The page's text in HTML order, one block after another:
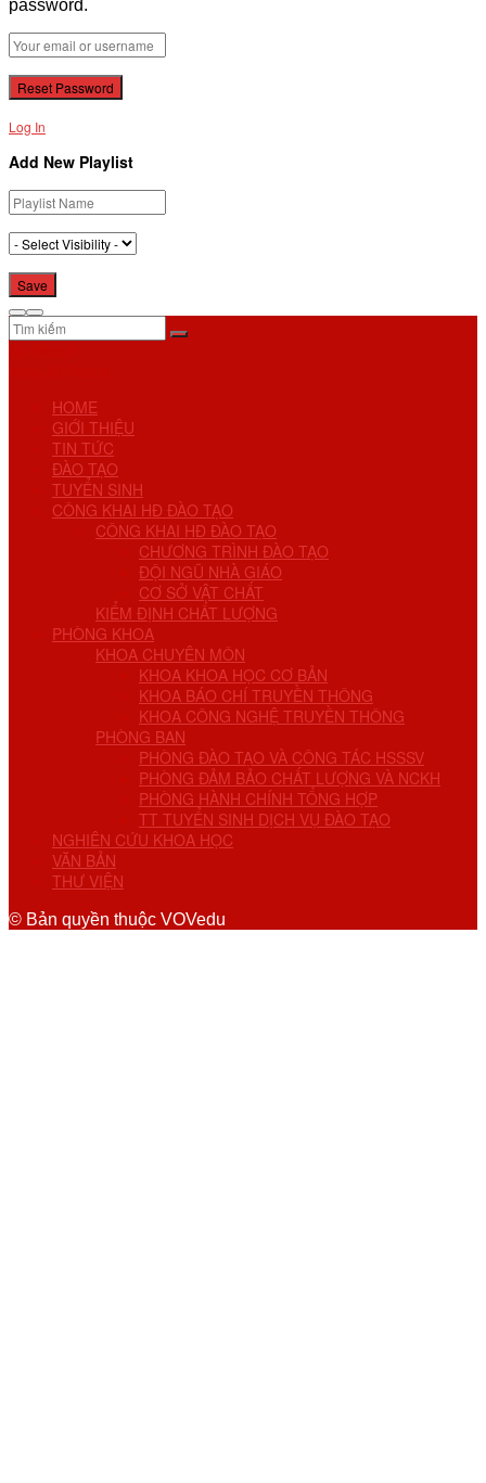
password.
Log In
Add New Playlist
HOME
GIỚI THIỆU
TIN TỨC
ĐÀO TẠO
TUYỂN SINH
CÔNG KHAI HĐ ĐÀO TẠO
CÔNG KHAI HĐ ĐÀO TẠO
CHƯƠNG TRÌNH ĐÀO TẠO
ĐỘI NGŨ NHÀ GIÁO
CƠ SỞ VẬT CHẤT
KIỂM ĐỊNH CHẤT LƯỢNG
PHÒNG KHOA
KHOA CHUYÊN MÔN
KHOA KHOA HỌC CƠ BẢN
KHOA BÁO CHÍ TRUYỀN THÔNG
KHOA CÔNG NGHỆ TRUYỀN THÔNG
PHÒNG BAN
PHÒNG ĐÀO TẠO VÀ CÔNG TÁC HSSSV
PHÒNG ĐẢM BẢO CHẤT LƯỢNG VÀ NCKH
PHÒNG HÀNH CHÍNH TỔNG HỢP
TT TUYỂN SINH DỊCH VỤ ĐÀO TẠO
NGHIÊN CỨU KHOA HỌC
VĂN BẢN
THƯ VIỆN
© Bản quyền thuộc VOVedu